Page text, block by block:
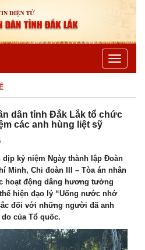
Toggle
dân tỉnh Đắk Lắk tổ chức
các anh hùng liệt sỹ
dịp kỷ niệm Ngày thành lập Đoàn
Minh, Chi đoàn III – Tòa án nhân
hoạt động dâng hương tưởng
hiện đạo lý “Uống nước nhớ
đối với những người đã anh
của Tổ quốc.